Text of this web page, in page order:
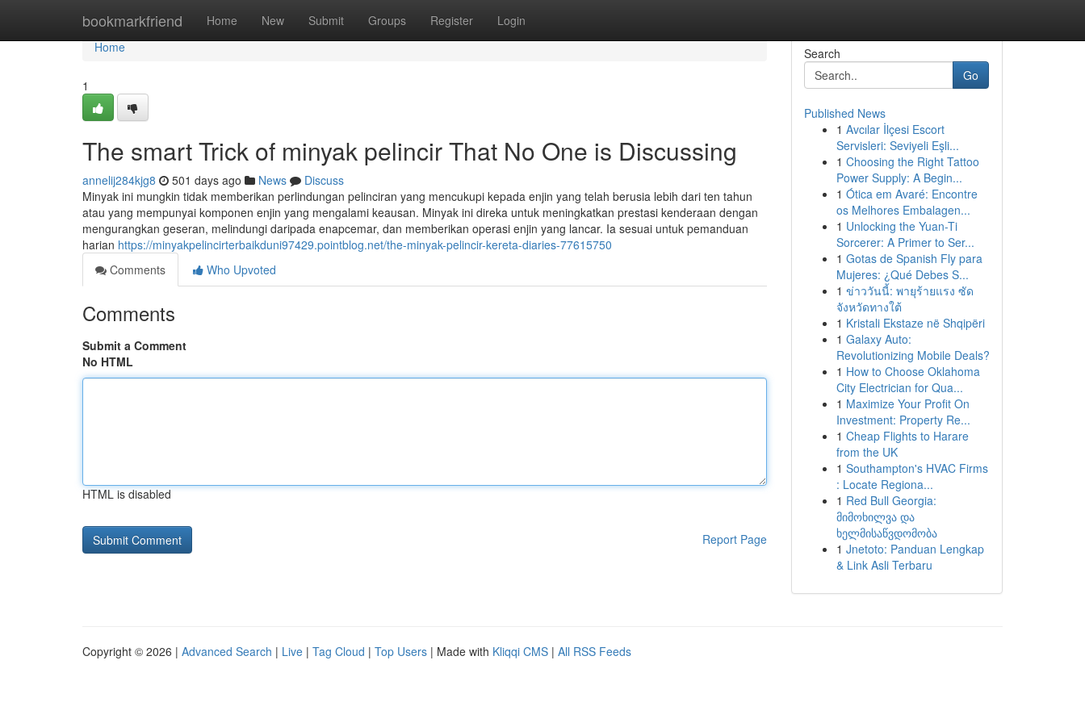
bookmarkfriend Home New Submit Groups Register Login
Home
Home
1
The smart Trick of minyak pelincir That No One is Discussing
annelij284kjg8 501 days ago News
Discuss
Minyak ini mungkin tidak memberikan perlindungan pelinciran yang mencukupi kepada enjin yang telah berusia lebih dari ten tahun
atau yang mempunyai komponen enjin yang mengalami keausan. Minyak ini direka untuk meningkatkan prestasi kenderaan dengan
mengurangkan geseran, melindungi daripada enapcemar, dan memberikan operasi enjin yang lancar. Ia sesuai untuk pemanduan
harian https://minyakpelincirterbaikduni97429.pointblog.net/the-minyak-pelincir-kereta-diaries-77615750
Comments
Who Upvoted
Comments
Submit a Comment
No HTML
HTML is disabled
Report Page
Search
Go
Published News
1 Avcılar İlçesi Escort
Servisleri: Seviyeli Eşli...
1 Choosing the Right Tattoo
Power Supply: A Begin...
1 Ótica em Avaré: Encontre
os Melhores Embalagen...
1 Unlocking the Yuan-Ti
Sorcerer: A Primer to Ser...
1 Gotas de Spanish Fly para
Mujeres: ¿Qué Debes S...
1 ข่าววันนี้: พายุร้ายแรง ซัด
จังหวัดทางใต้
1 Kristali Ekstaze në Shqipëri
1 Galaxy Auto:
Revolutionizing Mobile Deals?
1 How to Choose Oklahoma
City Electrician for Qua...
1 Maximize Your Profit On
Investment: Property Re...
1 Cheap Flights to Harare
from the UK
1 Southampton's HVAC Firms
: Locate Regiona...
1 Red Bull Georgia:
მიმოხილვა და
ხელმისაწვდომობა
1 Jnetoto: Panduan Lengkap
& Link Asli Terbaru
Copyright © 2026 | Advanced Search | Live | Tag Cloud | Top Users | Made with Kliqqi CMS | All RSS Feeds